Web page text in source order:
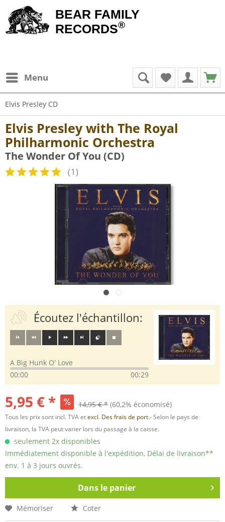
BEAR FAMILY
RECORDS®
Menu
Elvis Presley CD
Elvis Presley with The Royal
Philharmonic Orchestra
The Wonder Of You (CD)
(1)
Écoutez l'échantillon:
A Big Hunk O' Love
00:00
00:29
5,95 € * 14,95 € * (60,2% économisé)
Tous les prix sont incl. TVA etexcl. Des frais de port.- Selon le pays de
livraison, la TVA peut varier lors du passage à la caisse.
seulement 2x disponibles
Immédiatement disponible à l'expédition, Délai de livraison**
env. 1 à 3 jours ouvrés.
Dans le panier
Mémoriser Coter